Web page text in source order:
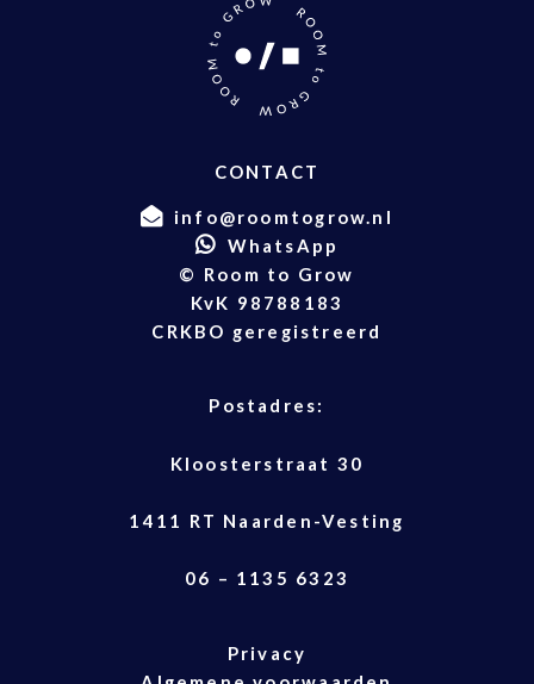
CONTACT
info@roomtogrow.nl
WhatsApp
© Room to Grow
KvK 98788183
CRKBO geregistreerd
Postadres:
Kloosterstraat 30
1411 RT Naarden-Vesting
06 – 1135 6323
Privacy